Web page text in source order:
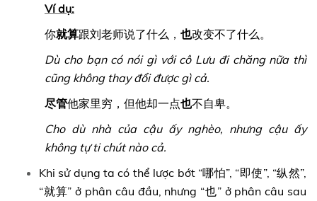
Ví dụ:
你就算跟刘老师说了什么， 也改变不了什么。
Dù cho bạn có nói gì với cô Lưu đi chăng nữa thì
cũng không thay đổi được gì cả.
尽管他家里穷，但他却一点也不自卑。
Cho dù nhà của cậu ấy nghèo, nhưng cậu ấy
không tự ti chút nào cả.
Khi sử dụng ta có thể lược bớt “哪怕”, “即使”, “纵然”,
“就算” ở phân câu đầu, nhưng “也” ở phân câu sau